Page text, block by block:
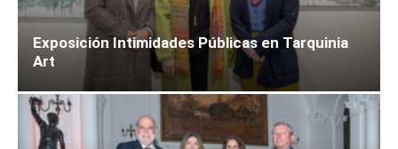
Exposición Intimidades Públicas en Tarquinia
Art